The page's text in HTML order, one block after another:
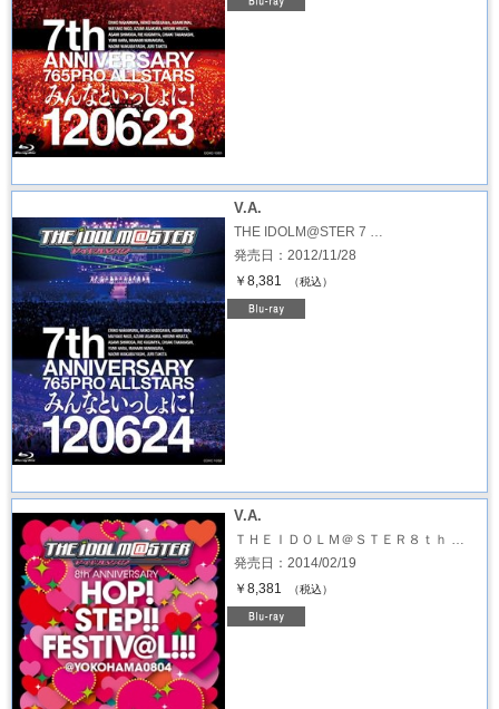
V.A.
THE IDOLM@STER 7 …
発売日：2012/11/28
￥8,381
（税込）
V.A.
ＴＨＥＩＤＯＬＭ＠ＳＴＥＲ８ｔｈ …
発売日：2014/02/19
￥8,381
（税込）